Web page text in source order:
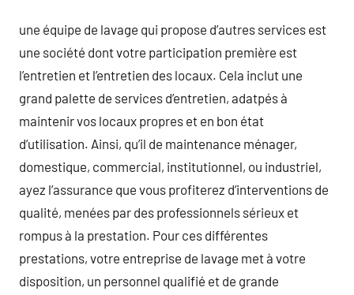
une équipe de lavage qui propose d’autres services est
une société dont votre participation première est
l’entretien et l’entretien des locaux. Cela inclut une
grand palette de services d’entretien, adatpés à
maintenir vos locaux propres et en bon état
d’utilisation. Ainsi, qu’il de maintenance ménager,
domestique, commercial, institutionnel, ou industriel,
ayez l’assurance que vous profiterez d’interventions de
qualité, menées par des professionnels sérieux et
rompus à la prestation. Pour ces différentes
prestations, votre entreprise de lavage met à votre
disposition, un personnel qualifié et de grande